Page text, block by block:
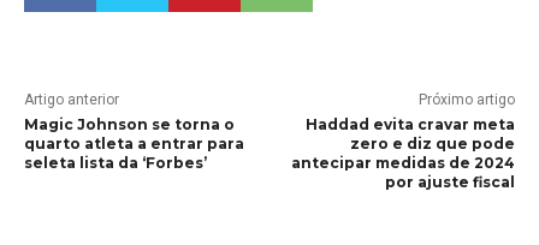
Artigo anterior
Magic Johnson se torna o
quarto atleta a entrar para
seleta lista da ‘Forbes’
Próximo artigo
Haddad evita cravar meta
zero e diz que pode
antecipar medidas de 2024
por ajuste fiscal